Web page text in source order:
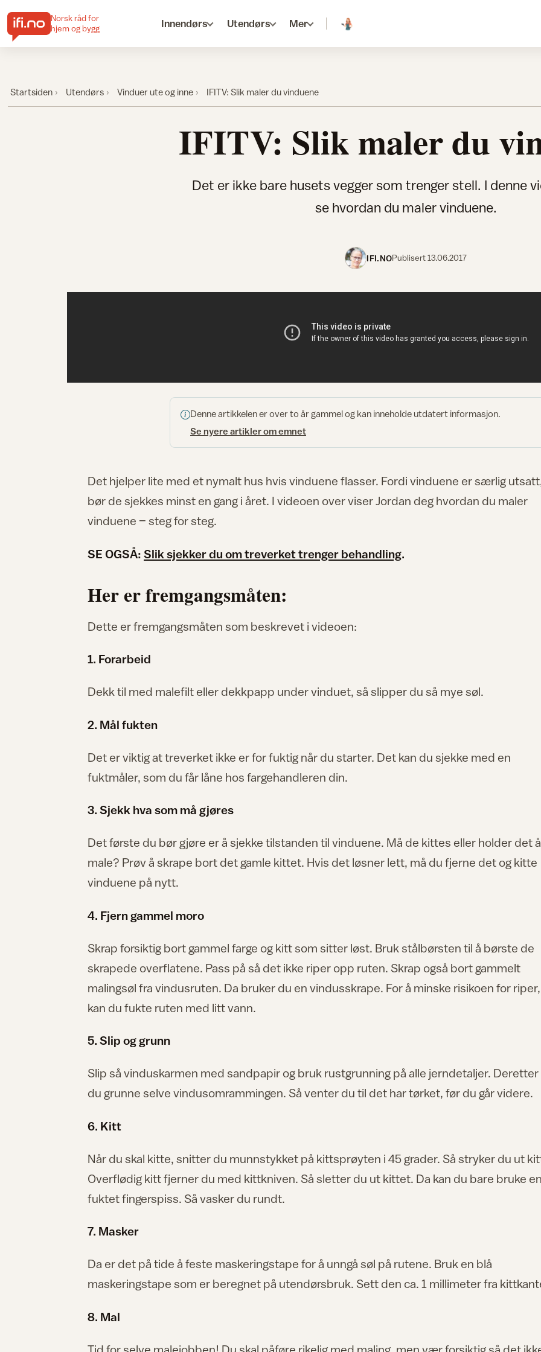
Norsk råd for
hjem og bygg
Innendørs Utendørs Mer
Startsiden Utendørs Vinduer ute og inne IFITV: Slik maler du vinduene
IFITV: Slik maler du
Det er ikke bare husets vegger som trenger stell. I denne
se hvordan du maler vinduene.
IFI.NOPublisert13.06.2017
Denne artikkelen er over to år gammel og kan inneholde utdatert informasjon.
Se nyere artikler om emnet
Det hjelper lite med et nymalt hus hvis vinduene flasser. Fordi vinduene er særlig
bør de sjekkes minst en gang i året. I videoen over viser Jordan deg hvordan du maler
vinduene – steg for steg.
SE OGSÅ: Slik sjekker du om treverket trenger behandling.
Her er fremgangsmåten:
Dette er fremgangsmåten som beskrevet i videoen:
1. Forarbeid
Dekk til med malefilt eller dekkpapp under vinduet, så slipper du så mye søl.
2. Mål fukten
Det er viktig at treverket ikke er for fuktig når du starter. Det kan du sjekke med en
fuktmåler, som du får låne hos fargehandleren din.
3. Sjekk hva som må gjøres
Det første du bør gjøre er å sjekke tilstanden til vinduene. Må de kittes eller holder det å
male? Prøv å skrape bort det gamle kittet. Hvis det løsner lett, må du fjerne det og kitte
vinduene på nytt.
4. Fjern gammel moro
Skrap forsiktig bort gammel farge og kitt som sitter løst. Bruk stålbørsten til å børste de
skrapede overflatene. Pass på så det ikke riper opp ruten. Skrap også bort gammelt
malingsøl fra vindusruten. Da bruker du en vindusskrape. For å minske risikoen for riper,
kan du fukte ruten med litt vann.
5. Slip og grunn
Slip så vinduskarmen med sandpapir og bruk rustgrunning på alle jerndetaljer. Deretter
du grunne selve vindusomrammingen. Så venter du til det har tørket, før du går videre.
6. Kitt
Når du skal kitte, snitter du munnstykket på kittsprøyten i 45 grader. Så stryker du ut
Overflødig kitt fjerner du med kittkniven. Så sletter du ut kittet. Da kan du bare bruke
fuktet fingerspiss. Så vasker du rundt.
7. Masker
Da er det på tide å feste maskeringstape for å unngå søl på rutene. Bruk en blå
maskeringstape som er beregnet på utendørsbruk. Sett den ca. 1 millimeter fra
8. Mal
Tid for selve malejobben! Du skal påføre rikelig med maling, men vær forsiktig så det